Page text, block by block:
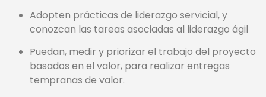
Adopten prácticas de liderazgo servicial, y
conozcan las tareas asociadas al liderazgo ágil
Puedan, medir y priorizar el trabajo del proyecto
basados en el valor, para realizar entregas
tempranas de valor.